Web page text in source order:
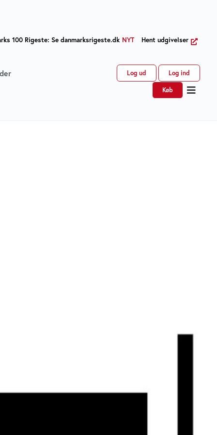
100 Rigeste: Se danmarksrigeste.dk NYT Hent udgivelser
Log ud Log ind
Køb